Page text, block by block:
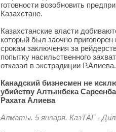
готовности возобновить
Казахстане.
Казахстанские власти
который был заочно
срокам заключения за
попытку насильственного
отказал в экстрадиции Р.Алиева.
Канадский бизнесмен не
убийству Алтынбека
Рахата Алиева
Алматы. 5 января. КазТАГ -